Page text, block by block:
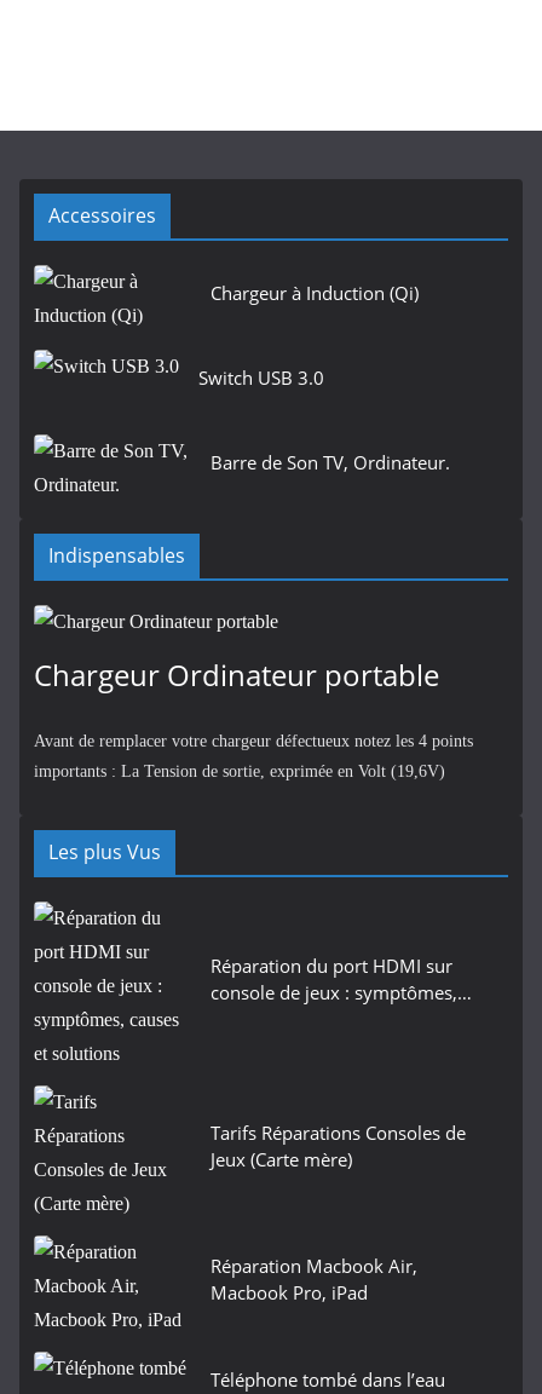
Accessoires
Chargeur à Induction (Qi)
Switch USB 3.0
Barre de Son TV, Ordinateur.
Indispensables
Chargeur Ordinateur portable
Avant de remplacer votre chargeur défectueux notez les 4 points
importants : La Tension de sortie, exprimée en Volt (19,6V)
Les plus Vus
Réparation du port HDMI sur
console de jeux : symptômes,…
Tarifs Réparations Consoles de
Jeux (Carte mère)
Réparation Macbook Air,
Macbook Pro, iPad
Téléphone tombé dans l’eau